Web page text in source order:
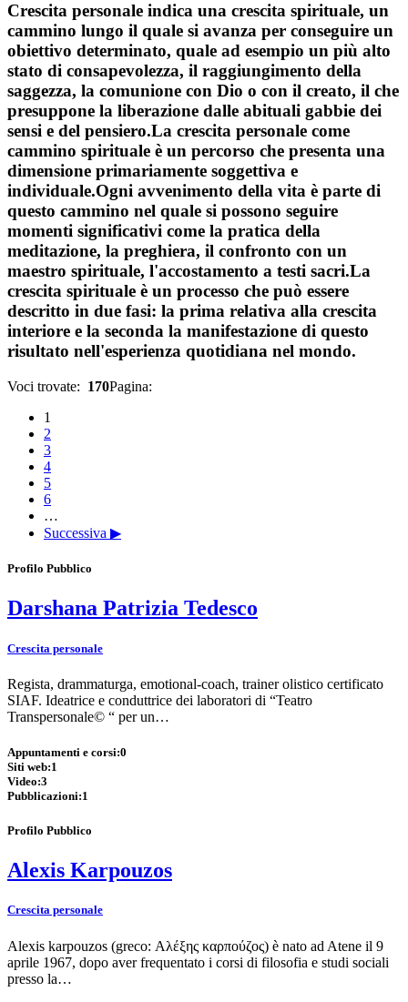
Crescita personale indica una crescita spirituale, un
cammino lungo il quale si avanza per conseguire un
obiettivo determinato, quale ad esempio un più alto
stato di consapevolezza, il raggiungimento della
saggezza, la comunione con Dio o con il creato, il che
presuppone la liberazione dalle abituali gabbie dei
sensi e del pensiero.La crescita personale come
cammino spirituale è un percorso che presenta una
dimensione primariamente soggettiva e
individuale.Ogni avvenimento della vita è parte di
questo cammino nel quale si possono seguire
momenti significativi come la pratica della
meditazione, la preghiera, il confronto con un
maestro spirituale, l'accostamento a testi sacri.La
crescita spirituale è un processo che può essere
descritto in due fasi: la prima relativa alla crescita
interiore e la seconda la manifestazione di questo
risultato nell'esperienza quotidiana nel mondo.
Voci trovate: 170Pagina:
1
2
3
4
5
6
…
Successiva ▶
Profilo Pubblico
Darshana Patrizia Tedesco
Crescita personale
Regista, drammaturga, emotional-coach, trainer olistico certificato
SIAF. Ideatrice e conduttrice dei laboratori di “Teatro
Transpersonale© “ per un…
Appuntamenti e corsi:0
Siti web:1
Video:3
Pubblicazioni:1
Profilo Pubblico
Alexis Karpouzos
Crescita personale
Alexis karpouzos (greco: Αλέξης καρπούζος) è nato ad Atene il 9
aprile 1967, dopo aver frequentato i corsi di filosofia e studi sociali
presso la…